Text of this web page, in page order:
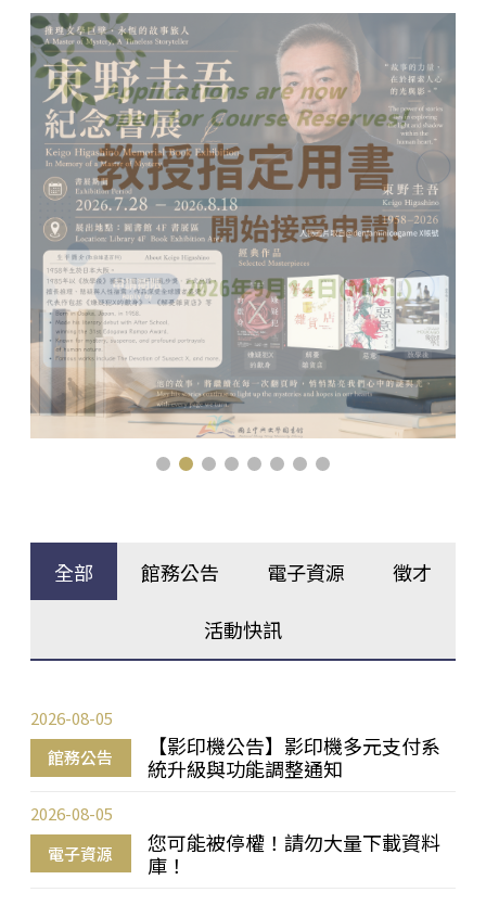
全部 館務公告 電子資源 徵才
活動快訊
館務公告
【影印機公告】影印機多元支付系
統升級與功能調整通知
2026-08-05
電子資源
您可能被停權！請勿大量下載資料
庫！
2026-08-05